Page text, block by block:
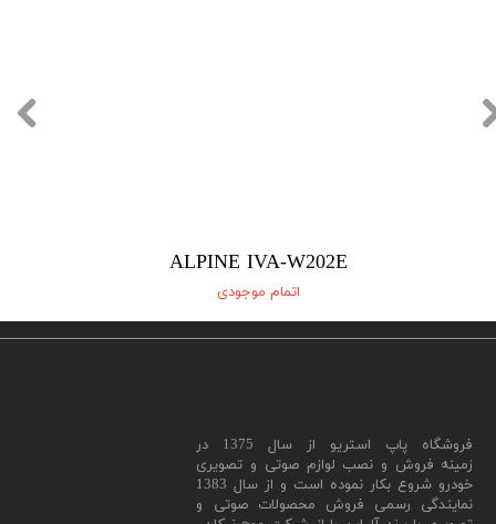
ALPINE IVA-W202E
اتمام موجودی
​فروشگاه پاپ استریو از سال 1375 در
زمینه فروش و نصب لوازم صوتی و تصویری
خودرو شروع بکار نموده است و از سال 1383
نمایندگی رسمی فروش محصولات صوتی و